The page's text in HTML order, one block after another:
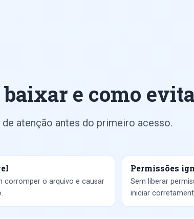
e como
atenção antes do primeiro acesso.
corromper o arquivo e causar
Permissões
Sem liberar
iniciar